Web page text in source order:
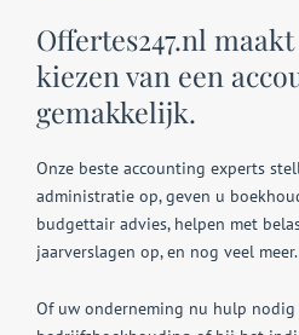
Offertes247.nl
kiezen van een
gemakkelijk.
Onze beste accounting experts
administratie op, geven u
budgettair advies, helpen met
jaarverslagen op, en nog veel meer.
Of uw onderneming nu hulp